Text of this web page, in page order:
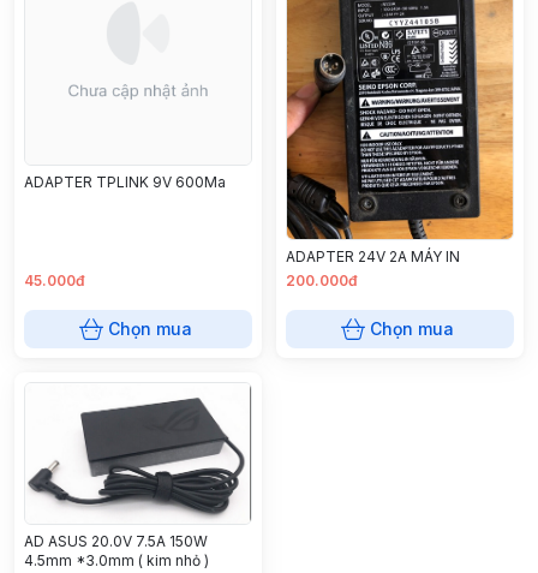
ADAPTER TPLINK 9V 600Ma
45.000đ
Chọn mua
ADAPTER 24V 2A MÁY IN
200.000đ
Chọn mua
AD ASUS 20.0V 7.5A 150W
4.5mm *3.0mm ( kim nhỏ )